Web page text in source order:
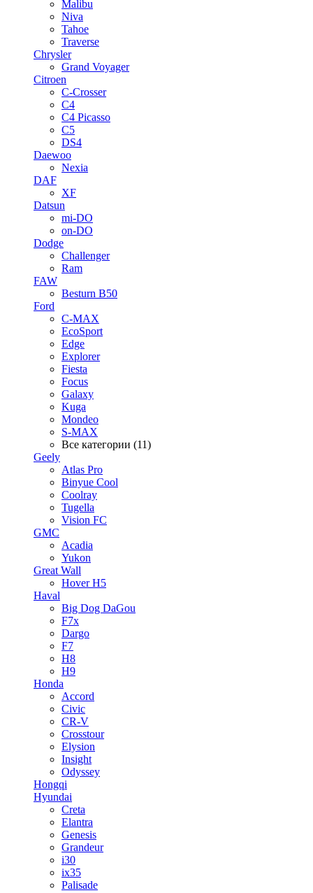
Malibu
Niva
Tahoe
Traverse
Chrysler
Grand Voyager
Citroen
C-Crosser
C4
C4 Picasso
C5
DS4
Daewoo
Nexia
DAF
XF
Datsun
mi-DO
on-DO
Dodge
Challenger
Ram
FAW
Besturn B50
Ford
C-MAX
EcoSport
Edge
Explorer
Fiesta
Focus
Galaxy
Kuga
Mondeo
S-MAX
Все категории (11)
Geely
Atlas Pro
Binyue Cool
Coolray
Tugella
Vision FC
GMC
Acadia
Yukon
Great Wall
Hover H5
Haval
Big Dog DaGou
F7x
Dargo
F7
H8
H9
Honda
Accord
Civic
CR-V
Crosstour
Elysion
Insight
Odyssey
Hongqi
Hyundai
Creta
Elantra
Genesis
Grandeur
i30
ix35
Palisade